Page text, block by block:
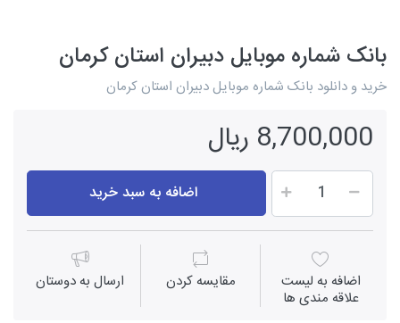
بانک شماره موبایل دبیران استان کرمان
خرید و دانلود بانک شماره موبایل دبیران استان کرمان
8,700,000 ریال
اضافه به سبد خرید
اضافه به لیست
علاقه مندی ها
مقايسه كردن ارسال به دوستان